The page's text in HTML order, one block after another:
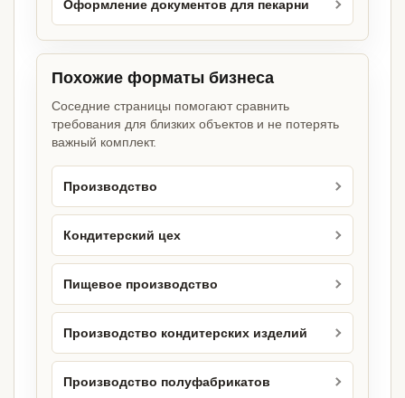
Оформление документов для пекарни
Похожие форматы бизнеса
Соседние страницы помогают сравнить
требования для близких объектов и не потерять
важный комплект.
Производство
Кондитерский цех
Пищевое производство
Производство кондитерских изделий
Производство полуфабрикатов